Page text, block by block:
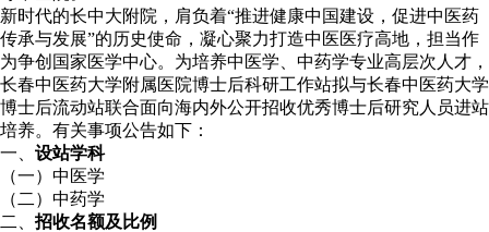
新时代的长中大附院，肩负着“推进健康中国建设，促进中医药
传承与发展”的历史使命，凝心聚力打造中医医疗高地，担当作
为争创国家医学中心。为培养中医学、中药学专业高层次人才，
长春中医药大学附属医院博士后科研工作站拟与长春中医药大学
博士后流动站联合面向海内外公开招收优秀博士后研究人员进站
培养。有关事项公告如下：
一、 设站学科
（一）中医学
（二）中药学
二、 招收名额及比例